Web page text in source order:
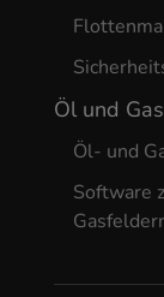
Öl und Gas
Öl- und
Software